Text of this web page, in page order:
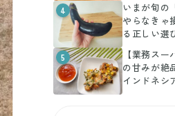
4
いまが旬の
やらなきゃ
る正しい選
5
【業務ス
の甘みが絶
インドネシ